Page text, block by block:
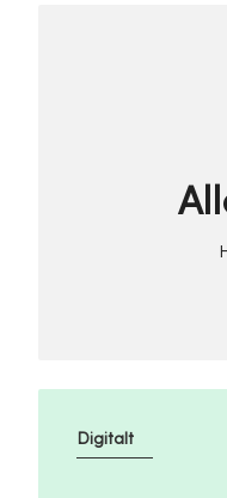
Digitalt